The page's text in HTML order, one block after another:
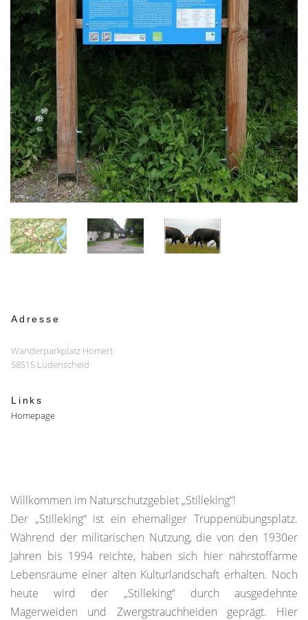
Adresse
Wanderparkplatz Homert
58515 Lüdenscheid
Links
Homepage
Willkommen im Naturschutzgebiet „Stilleking“!
Der „Stilleking“ ist ein ehemaliger Truppenübungsplatz.
Während der militärischen Nutzung, die von den 1930er
Jahren bis 1994 reichte, haben sich hier nährstoffarme
Lebensräume einer alten Kulturlandschaft erhalten. Noch
heute wird der „Stilleking“ durch ausgedehnte
Magerweiden und Zwergstrauchheiden geprägt. Hier